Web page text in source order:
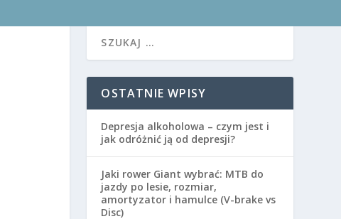
OSTATNIE WPISY
Depresja alkoholowa – czym jest i
jak odróżnić ją od depresji?
Jaki rower Giant wybrać: MTB do
jazdy po lesie, rozmiar,
amortyzator i hamulce (V-brake vs
Disc)